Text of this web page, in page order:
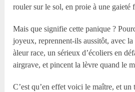
rouler sur le sol, en proie à une gaieté
Mais que signifie cette panique ?
joyeux, reprennent-ils aussitôt, avec
àleur race, un sérieux d’écoliers en
airgrave, et pincent la lèvre quand le
C’est qu’en effet voici le maître, et un